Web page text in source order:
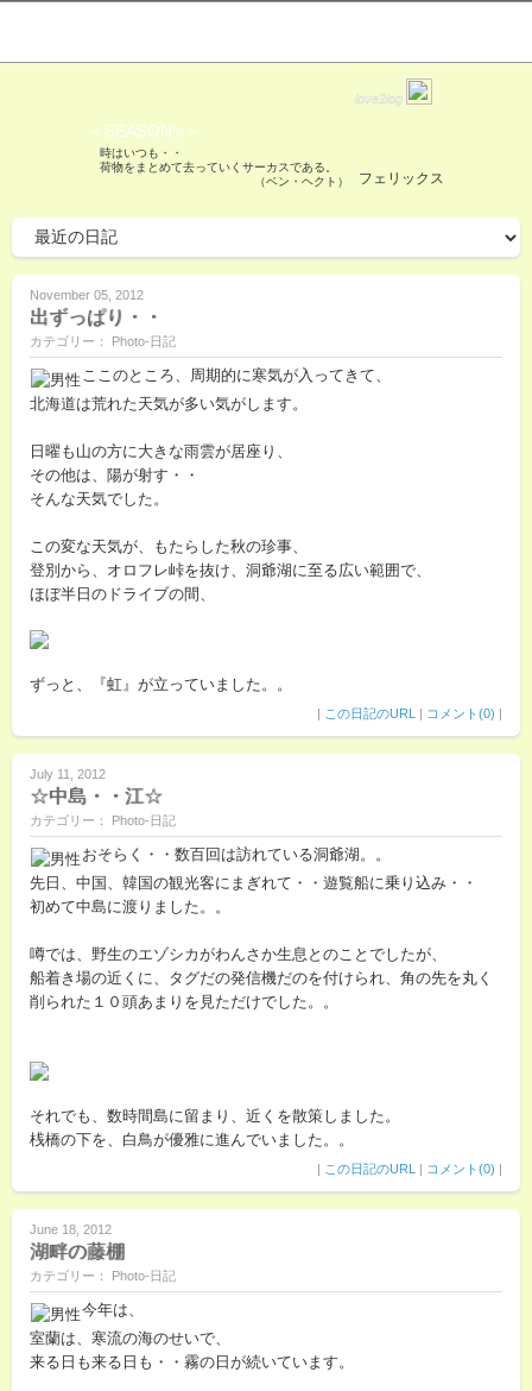
love2log
＜SEASON's＞
時はいつも・・
荷物をまとめて去っていくサーカスである。
（ベン・ヘクト）
フェリックス
November 05, 2012
出ずっぱり・・
カテゴリー： Photo-日記
ここのところ、周期的に寒気が入ってきて、
北海道は荒れた天気が多い気がします。
日曜も山の方に大きな雨雲が居座り、
その他は、陽が射す・・
そんな天気でした。
この変な天気が、もたらした秋の珍事、
登別から、オロフレ峠を抜け、洞爺湖に至る広い範囲で、
ほぼ半日のドライブの間、
ずっと、『虹』が立っていました。。
| この日記のURL | コメント(0) |
July 11, 2012
☆中島・・江☆
カテゴリー： Photo-日記
おそらく・・数百回は訪れている洞爺湖。。
先日、中国、韓国の観光客にまぎれて・・遊覧船に乗り込み・・
初めて中島に渡りました。。
噂では、野生のエゾシカがわんさか生息とのことでしたが、
船着き場の近くに、タグだの発信機だのを付けられ、角の先を丸く
削られた１０頭あまりを見ただけでした。。
それでも、数時間島に留まり、近くを散策しました。
桟橋の下を、白鳥が優雅に進んでいました。。
| この日記のURL | コメント(0) |
June 18, 2012
湖畔の藤棚
カテゴリー： Photo-日記
今年は、
室蘭は、寒流の海のせいで、
来る日も来る日も・・霧の日が続いています。